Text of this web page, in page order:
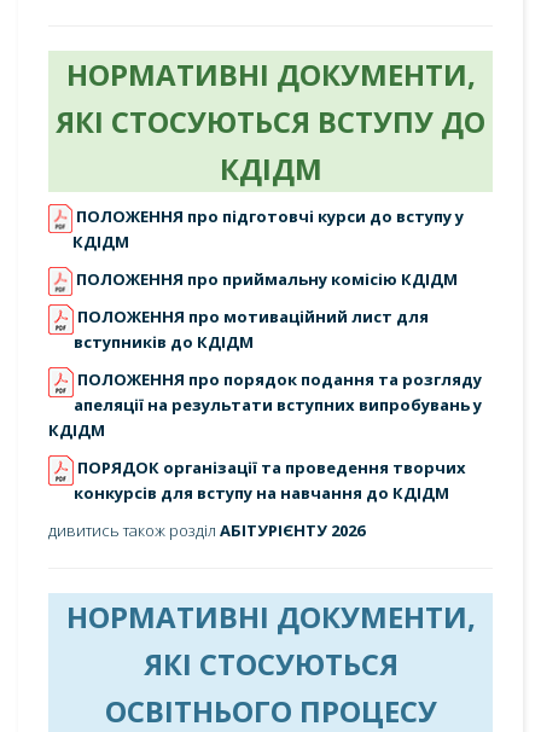
НОРМАТИВНІ ДОКУМЕНТИ,
ЯКІ СТОСУЮТЬСЯ ВСТУПУ ДО
КДІДМ
ПОЛОЖЕННЯ про підготовчі курси до вступу у
КДІДМ
ПОЛОЖЕННЯ про приймальну комісію КДІДМ
ПОЛОЖЕННЯ про мотиваційний лист для
вступників до КДІДМ
ПОЛОЖЕННЯ про порядок подання та розгляду
апеляції на результати вступних випробувань у
КДІДМ
ПОРЯДОК організації та проведення творчих
конкурсів для вступу на навчання до КДІДМ
дивитись також розділ АБІТУРІЄНТУ 2026
НОРМАТИВНІ ДОКУМЕНТИ,
ЯКІ СТОСУЮТЬСЯ
ОСВІТНЬОГО ПРОЦЕСУ